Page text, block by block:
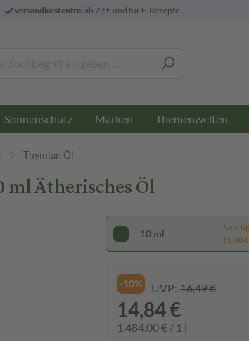
versandkostenfreiab 29 € und für E-Rezepte
Sonnenschutz Marken Themenwelten
Thymian Öl
ml Ätherisches Öl
10 ml
-10% UVP: 16,49 €
14,84 €
1.484,00 € / 1 l